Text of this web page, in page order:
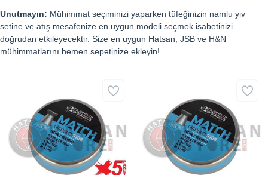
Unutmayın: Mühimmat seçiminizi yaparken tüfeğinizin namlu yiv
setine ve atış mesafenize en uygun modeli seçmek isabetinizi
doğrudan etkileyecektir. Size en uygun Hatsan, JSB ve H&N
mühimmatlarını hemen sepetinize ekleyin!